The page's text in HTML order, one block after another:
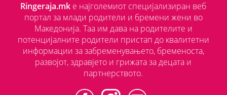
Ringeraja.mk е најголемиот специјализиран веб
портал за млади родители и бремени жени во
Македонија. Таа им дава на родителите и
потенцијалните родители пристап до квалитетни
информации за забременувањето, бременоста,
развојот, здравјето и грижата за децата и
партнерството.